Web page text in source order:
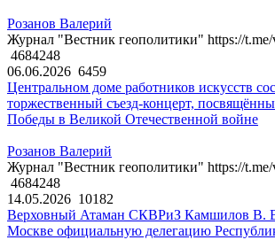
Розанов Валерий
Журнал "Вестник геополитики" https://t.me/
4684248
06.06.2026 6459
Центральном доме работников искусств
торжественный съезд-концерт,
Победы в Великой Отечественной войне
Розанов Валерий
Журнал "Вестник геополитики" https://t.me/
4684248
14.05.2026 10182
Верховный Атаман СКВРиЗ Камшилов В.
Москве официальную делегацию